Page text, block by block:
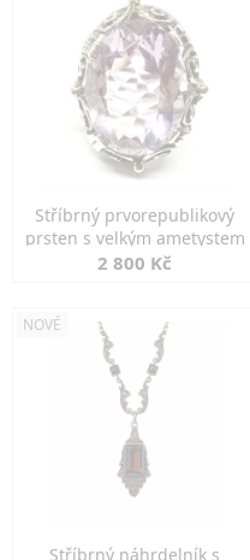
Stříbrný prvorepublikový
prsten s velkým ametystem
2 800 Kč
NOVÉ
Stříbrný náhrdelník s